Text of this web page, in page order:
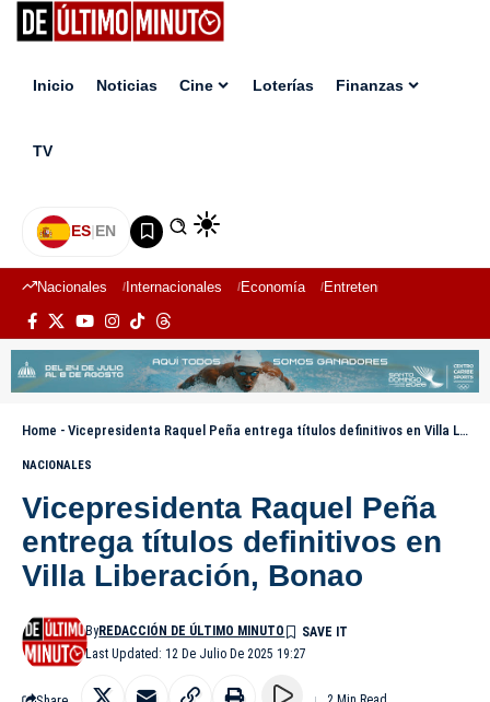
Inicio Noticias Cine Loterías Finanzas
TV
ES|EN
Nacionales Internacionales Economía Entretenimiento
Home - Vicepresidenta Raquel Peña entrega títulos definitivos en Villa Liberación, Bonao
NACIONALES
Vicepresidenta Raquel Peña
entrega títulos definitivos en
Villa Liberación, Bonao
Last Updated: 12 De Julio De 2025 19:27
ByREDACCIÓN DE ÚLTIMO MINUTO